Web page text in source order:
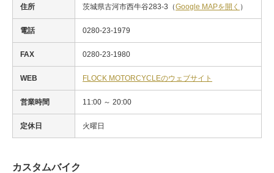
住所 茨城県古河市西牛谷283-3（Google MAPを開く ）
電話 0280-23-1979
FAX 0280-23-1980
WEB FLOCK MOTORCYCLEのウェブサイト
営業時間 11:00 ～ 20:00
定休日 火曜日
カスタムバイク